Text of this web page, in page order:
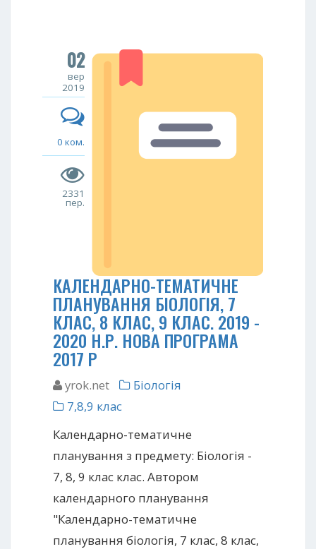
02
вер
2019
0 ком.
2331
пер.
КАЛЕНДАРНО-ТЕМАТИЧНЕ
ПЛАНУВАННЯ БІОЛОГІЯ, 7
КЛАС, 8 КЛАС, 9 КЛАС. 2019 -
2020 Н.Р. НОВА ПРОГРАМА
2017 Р
yrok.net
Біологія
7,8,9 клас
Календарно-тематичне
планування з предмету: Біологія -
7, 8, 9 клас клас. Автором
календарного планування
"Календарно-тематичне
планування біологія, 7 клас, 8 клас,